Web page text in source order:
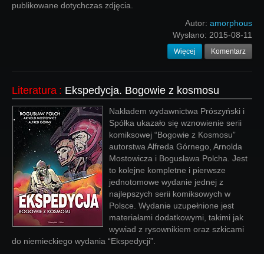
publikowane dotychczas zdjęcia.
Autor: amorphous
Wysłano: 2015-08-11
Więcej Komentarz
Literatura : Ekspedycja. Bogowie z kosmosu
Nakładem wydawnictwa Prószyński i
Spółka ukazało się wznowienie serii
komiksowej “Bogowie z Kosmosu”
autorstwa Alfreda Górnego, Arnolda
Mostowicza i Bogusława Polcha. Jest
to kolejne kompletne i pierwsze
jednotomowe wydanie jednej z
najlepszych serii komiksowych w
Polsce. Wydanie uzupełnione jest
materiałami dodatkowymi, takimi jak
wywiad z rysownikiem oraz szkicami
do niemieckiego wydania “Ekspedycji”.